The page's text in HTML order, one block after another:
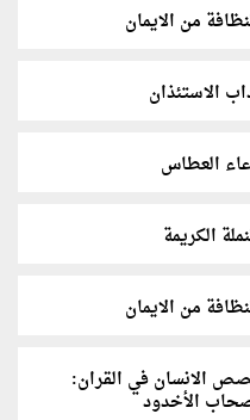
من الايمان
الاستئذان
العطاس
الكريمة
من الايمان
الانسان في القران:
الأخدود